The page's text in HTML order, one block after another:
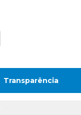
Transparência